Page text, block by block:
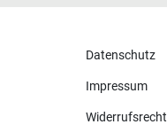
Datenschutz
Impressum
Widerrufsrecht